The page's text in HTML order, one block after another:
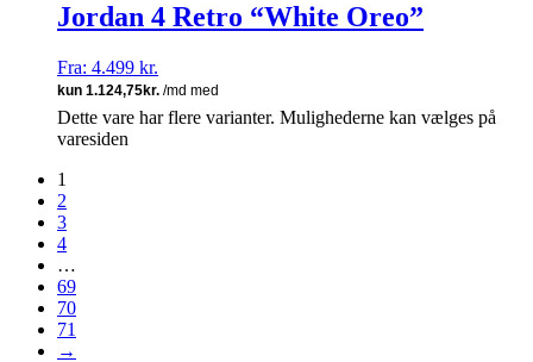
Jordan 4 Retro “White Oreo”
Fra: 4.499 kr.
Dette vare har flere varianter. Mulighederne kan vælges på
varesiden
1
2
3
4
…
69
70
71
→